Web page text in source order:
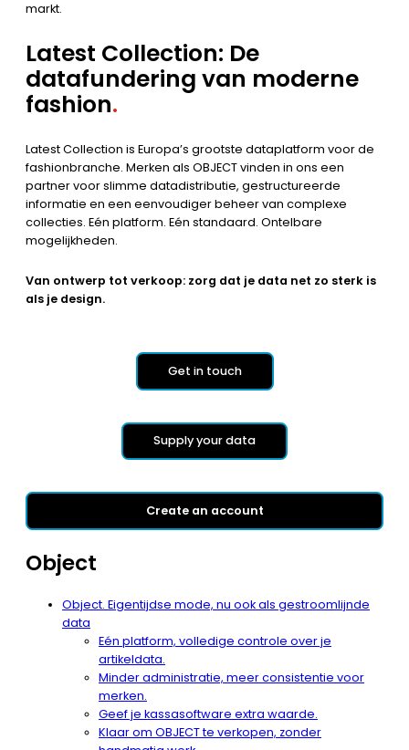
markt.
Latest Collection: De
datafundering van moderne
fashion.
Latest Collection is Europa’s grootste dataplatform voor de
fashionbranche. Merken als OBJECT vinden in ons een
partner voor slimme datadistributie, gestructureerde
informatie en een eenvoudiger beheer van complexe
collecties. Eén platform. Eén standaard. Ontelbare
mogelijkheden.
Van ontwerp tot verkoop: zorg dat je data net zo sterk is
als je design.
Get in touch
Supply your data
Create an account
Object
Object. Eigentijdse mode, nu ook als gestroomlijnde
data
Eén platform, volledige controle over je
artikeldata.
Minder administratie, meer consistentie voor
merken.
Geef je kassasoftware extra waarde.
Klaar om OBJECT te verkopen, zonder